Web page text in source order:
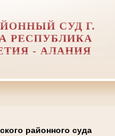
СУД Г.
РЕСПУБЛИКА
- АЛАНИЯ
районного суда